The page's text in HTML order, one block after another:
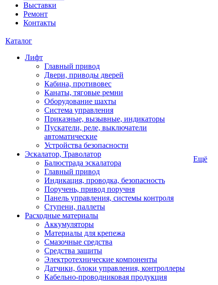
Выставки
Ремонт
Контакты
Каталог
Лифт
Главный привод
Двери, приводы дверей
Кабина, противовес
Канаты, тяговые ремни
Оборудование шахты
Система управления
Приказные, вызывные, индикаторы
Пускатели, реле, выключатели
автоматические
Устройства безопасности
Эскалатор, Траволатор
Балюстрада эскалатора
Главный привод
Индикация, проводка, безопасность
Поручень, привод поручня
Панель управления, системы контроля
Ступени, паллеты
Расходные материалы
Аккумуляторы
Материалы для крепежа
Смазочные средства
Средства защиты
Электротехнические компоненты
Датчики, блоки управления, контроллеры
Кабельно-проводниковая продукция
Ещё